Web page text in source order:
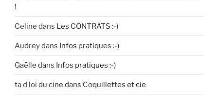
!
Celine dans Les CONTRATS :-)
Audreydans Infos pratiques :-)
Gaëlle dans Infos pratiques :-)
ta d loi du cine dans Coquillettes et cie